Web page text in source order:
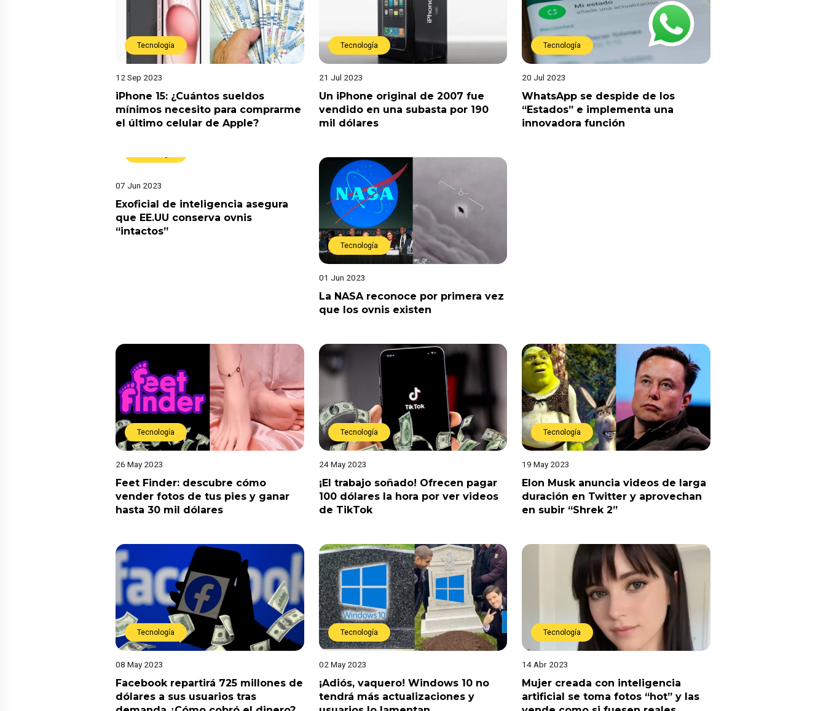
Tecnología
12 Sep 2023
iPhone 15: ¿Cuántos sueldos
mínimos necesito para comprarme
el último celular de Apple?
Tecnología
21 Jul 2023
Un iPhone original de 2007 fue
vendido en una subasta por 190
mil dólares
Tecnología
20 Jul 2023
WhatsApp se despide de los
“Estados” e implementa una
innovadora función
07 Jun 2023
Exoficial de inteligencia asegura
que EE.UU conserva ovnis
“intactos”
Tecnología
01 Jun 2023
La NASA reconoce por primera vez
que los ovnis existen
Tecnología
26 May 2023
Feet Finder: descubre cómo
vender fotos de tus pies y ganar
hasta 30 mil dólares
Tecnología
24 May 2023
¡El trabajo soñado! Ofrecen pagar
100 dólares la hora por ver videos
de TikTok
Tecnología
19 May 2023
Elon Musk anuncia videos de larga
duración en Twitter y aprovechan
en subir “Shrek 2”
Tecnología
08 May 2023
Facebook repartirá 725 millones de
dólares a sus usuarios tras
Tecnología
02 May 2023
¡Adiós, vaquero! Windows 10 no
tendrá más actualizaciones y
Tecnología
14 Abr 2023
Mujer creada con inteligencia
artificial se toma fotos “hot” y las